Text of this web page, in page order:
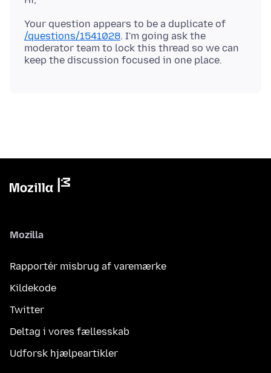
Your question appears to be a duplicate of
/questions/1541028. I'm going ask the
moderator team to lock this thread so we can
Mozilla
Rapportér misbrug af varemærke
Kildekode
Twitter
Deltag i vores fællesskab
Udforsk hjælpeartikler